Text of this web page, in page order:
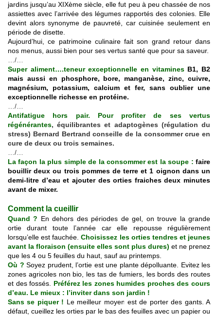
jardins jusqu’au XIXème siècle, elle fut peu à peu chassée de nos
assiettes avec l’arrivée des légumes rapportés des colonies. Elle
devint alors synonyme de pauvreté, car cuisinée seulement en
période de disette.
Aujourd’hui, ce patrimoine culinaire fait son grand retour dans
nos menus, aussi bien pour ses vertus santé que pour sa saveur.
…/…
Super aliment….teneur exceptionnelle en vitamines B1, B2
mais aussi en phosphore, bore, manganèse, zinc, cuivre,
magnésium, potassium, calcium et fer, sans oublier une
exceptionnelle richesse en protéine.
…/…
Antifatigue hors pair. Pour profiter de ses vertus
régénérantes, équilibrantes et adaptogènes (régulation du
stress) Bernard Bertrand conseille de la consommer crue en
cure de deux ou trois semaines.
…/…
La façon la plus simple de la consommer est la soupe : faire
bouillir deux ou trois pommes de terre et 1 oignon dans un
demi-litre d’eau et ajouter des orties fraiches deux minutes
avant de mixer.
Comment la cueillir
Quand ? En dehors des périodes de gel, on trouve la grande
ortie durant toute l’année car elle repousse régulièrement
lorsqu’elle est fauchée.Choisissez les orties tendres et jeunes
avant la floraison (ensuite elles sont plus dures) et ne prenez
que les 4 ou 5 feuilles du haut, sauf au printemps.
Où ? Soyez prudent, l’ortie est une plante dépolluante. Evitez les
zones agricoles non bio, les tas de fumiers, les bords des routes
et des fossés. Préférez les zones humides proches des cours
d’eau. Le mieux : l’inviter dans son jardin !
Sans se piquer ! Le meilleur moyen est de porter des gants. A
défaut, cueillez les orties par le bas des feuilles avec un papier ou